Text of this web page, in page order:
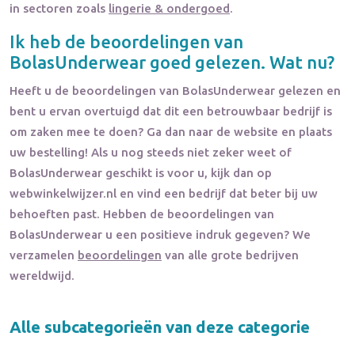
in sectoren zoals lingerie & ondergoed.
Ik heb de beoordelingen van
BolasUnderwear goed gelezen. Wat nu?
Heeft u de beoordelingen van BolasUnderwear gelezen en
bent u ervan overtuigd dat dit een betrouwbaar bedrijf is
om zaken mee te doen? Ga dan naar de website en plaats
uw bestelling! Als u nog steeds niet zeker weet of
BolasUnderwear geschikt is voor u, kijk dan op
webwinkelwijzer.nl en vind een bedrijf dat beter bij uw
behoeften past. Hebben de beoordelingen van
BolasUnderwear u een positieve indruk gegeven? We
verzamelen beoordelingen van alle grote bedrijven
wereldwijd.
Alle subcategorieën van deze categorie